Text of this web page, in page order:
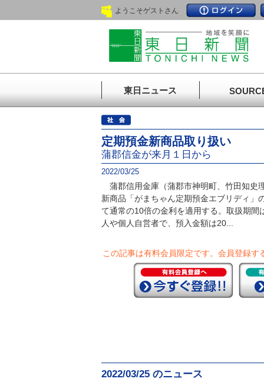
ようこそゲストさん
東日ニュース
定期預金新商品取り扱い
蒲郡信金が来月１日から
2022/03/25
蒲郡信用金庫（蒲郡市神明町、竹田知史
新商品「がまちゃん定期預金エブリディ」
て通常の10倍の金利を適用する。取扱期
人や個人自営者で、預入金額は20...
この記事は有料会員限定です。 会員登録す
2022/03/25 のニュース